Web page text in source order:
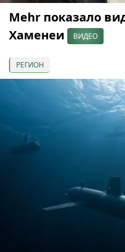
Mehr показало
Хаменеи
ВИДЕО
РЕГИОН